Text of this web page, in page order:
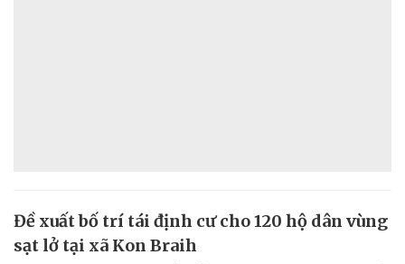
Đề xuất bố trí tái định cư cho 120 hộ dân vùng
sạt lở tại xã Kon Braih